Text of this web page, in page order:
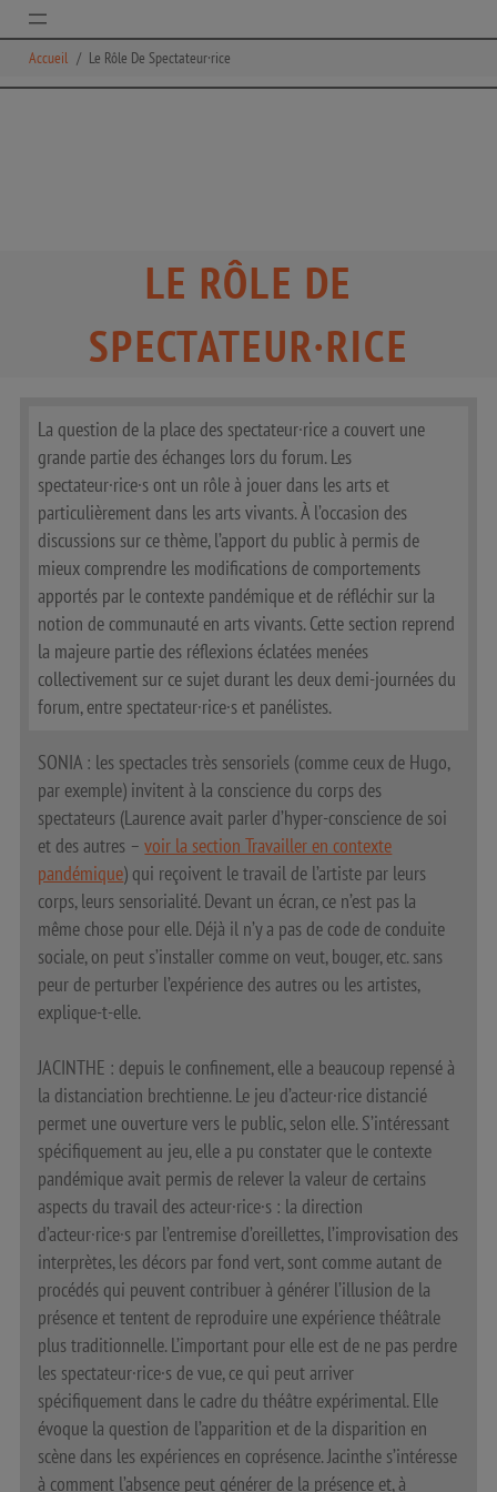
Aller
au
contenu
Accueil Le Rôle De Spectateur·rice
LE RÔLE DE
SPECTATEUR·RICE
La question de la place des spectateur·rice a couvert une
grande partie des échanges lors du forum. Les
spectateur·rice·s ont un rôle à jouer dans les arts et
particulièrement dans les arts vivants. À l’occasion des
discussions sur ce thème, l’apport du public à permis de
mieux comprendre les modifications de comportements
apportés par le contexte pandémique et de réfléchir sur la
notion de communauté en arts vivants. Cette section reprend
la majeure partie des réflexions éclatées menées
collectivement sur ce sujet durant les deux demi-journées du
forum, entre spectateur·rice·s et panélistes.
SONIA : les spectacles très sensoriels (comme ceux de Hugo,
par exemple) invitent à la conscience du corps des
spectateurs (Laurence avait parler d’hyper-conscience de soi
et des autres –voir la section Travailler en contexte
pandémique) qui reçoivent le travail de l’artiste par leurs
corps, leurs sensorialité. Devant un écran, ce n’est pas la
même chose pour elle. Déjà il n’y a pas de code de conduite
sociale, on peut s’installer comme on veut, bouger, etc. sans
peur de perturber l’expérience des autres ou les artistes,
explique-t-elle.
JACINTHE : depuis le confinement, elle a beaucoup repensé à
la distanciation brechtienne. Le jeu d’acteur·rice distancié
permet une ouverture vers le public, selon elle. S’intéressant
spécifiquement au jeu, elle a pu constater que le contexte
pandémique avait permis de relever la valeur de certains
aspects du travail des acteur·rice·s : la direction
d’acteur·rice·s par l’entremise d’oreillettes, l’improvisation des
interprètes, les décors par fond vert, sont comme autant de
procédés qui peuvent contribuer à générer l’illusion de la
présence et tentent de reproduire une expérience théâtrale
plus traditionnelle. L’important pour elle est de ne pas perdre
les spectateur·rice·s de vue, ce qui peut arriver
spécifiquement dans le cadre du théâtre expérimental. Elle
évoque la question de l’apparition et de la disparition en
scène dans les expériences en coprésence. Jacinthe s’intéresse
à comment l’absence peut générer de la présence et, à